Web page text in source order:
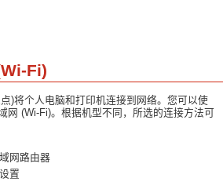
Fi)
)将个人电脑和打印机连接到网络。您可以使
网 (Wi-Fi)。根据机型不同，所选的连接方法可
网路由器
置